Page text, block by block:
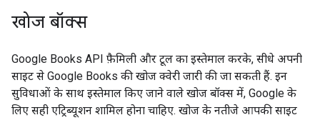
खोज बॉक्स
Google Books API फ़ैमिली और टूल का इस्तेमाल करके, सीधे अपनी
साइट से Google Books की खोज क्वेरी जारी की जा सकती हैं. इन
सुविधाओं के साथ इस्तेमाल किए जाने वाले खोज बॉक्स में, Google के
लिए सही एट्रिब्यूशन शामिल होना चाहिए. खोज के नतीजे आपकी साइट